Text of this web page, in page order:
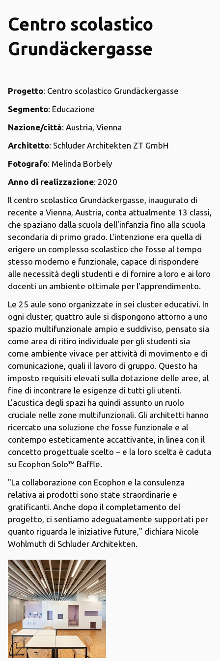
Centro scolastico
Grundäckergasse
Progetto: Centro scolastico Grundäckergasse
Segmento: Educazione
Nazione/città: Austria, Vienna
Architetto: Schluder Architekten ZT GmbH
Fotografo: Melinda Borbely
Anno di realizzazione: 2020
Il centro scolastico Grundäckergasse, inaugurato di
recente a Vienna, Austria, conta attualmente 13 classi,
che spaziano dalla scuola dell'infanzia fino alla scuola
secondaria di primo grado. L'intenzione era quella di
erigere un complesso scolastico che fosse al tempo
stesso moderno e funzionale, capace di rispondere
alle necessità degli studenti e di fornire a loro e ai loro
docenti un ambiente ottimale per l'apprendimento.
Le 25 aule sono organizzate in sei cluster educativi. In
ogni cluster, quattro aule si dispongono attorno a uno
spazio multifunzionale ampio e suddiviso, pensato sia
come area di ritiro individuale per gli studenti sia
come ambiente vivace per attività di movimento e di
comunicazione, quali il lavoro di gruppo. Questo ha
imposto requisiti elevati sulla dotazione delle aree, al
fine di incontrare le esigenze di tutti gli utenti.
L'acustica degli spazi ha quindi assunto un ruolo
cruciale nelle zone multifunzionali. Gli architetti hanno
ricercato una soluzione che fosse funzionale e al
contempo esteticamente accattivante, in linea con il
concetto progettuale scelto – e la loro scelta è caduta
su Ecophon Solo™ Baffle.
"La collaborazione con Ecophon e la consulenza
relativa ai prodotti sono state straordinarie e
gratificanti. Anche dopo il completamento del
progetto, ci sentiamo adeguatamente supportati per
quanto riguarda le iniziative future," dichiara Nicole
Wohlmuth di Schluder Architekten.